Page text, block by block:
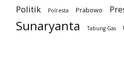
Politik
Polresta Prabowo
Sunaryanta Tabung Gas